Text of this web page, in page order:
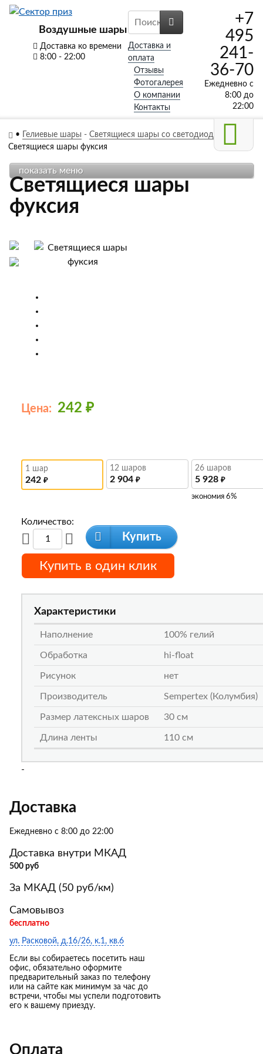
Воздушные шары
Доставка ко времени
8:00 - 22:00
Доставка и
оплата
Отзывы
Фотогалерея
О компании
Контакты
+7
495
241-
36-70
Ежедневно с
8:00 до
22:00
• Гелиевые шары - Светящиеся шары со светодиодами
Светящиеся шары фуксия
Светящиеся шары
фуксия
Цена: 242 ₽
1 шар
242 ₽
12 шаров
2 904 ₽
26 шаров
5 928 ₽
экономия 6%
Количество:
Купить
Купить в один клик
Характеристики
Наполнение 100% гелий
Обработка hi-float
Рисунок нет
Производитель Sempertex (Колумбия)
Размер латексных шаров 30 см
Длина ленты 110 см
-
Доставка
Ежедневно с 8:00 до 22:00
Доставка внутри МКАД
500 руб
За МКАД (50 руб/км)
Самовывоз
бесплатно
ул. Расковой, д.16/26, к.1, кв.6
Если вы собираетесь посетить наш
офис, обязательно оформите
предварительный заказ по телефону
или на сайте как минимум за час до
встречи, чтобы мы успели подготовить
его к вашему приезду.
Оплата
показать меню